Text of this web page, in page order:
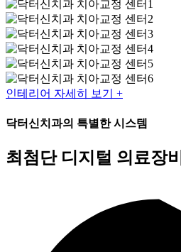
인테리어 자세히 보기 +
닥터신치과의 특별한 시스템
최첨단 디지털 의료장비